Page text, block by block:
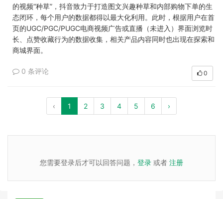
的视频“种草”，抖音致力于打造图文兴趣种草和内部购物下单的生
态闭环，每个用户的数据都得以最大化利用。此时，根据用户在首
页的UGC/PGC/PUGC电商视频广告或直播（未进入）界面浏览时
长、点赞收藏行为的数据收集，相关产品内容同时也出现在探索和
商城界面。
0 条评论 0
‹ 1 2 3 4 5 6 ›
您需要登录后才可以回答问题， 登录 或者 注册